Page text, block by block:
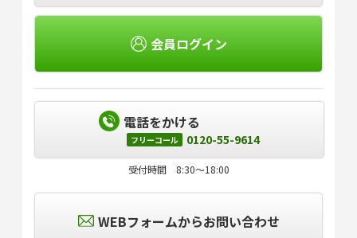
WEBフォームからお問い合わせ
電話をかける
フリーコール 0120-55-9614
受付時間 8:30～18:00
会員ログイン